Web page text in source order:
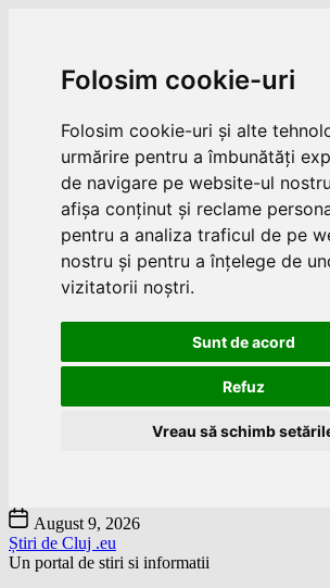
Folosim cookie-uri
Folosim cookie-uri și alte
urmărire pentru a îmbunătăți
de navigare pe website-ul
afișa conținut și reclame
pentru a analiza traficul de pe
nostru și pentru a înțelege de
vizitatorii noștri.
Sunt de acord
Refuz
Vreau să schimb
Skip
to
the
content
August 9, 2026
Știri de Cluj .eu
Un portal de stiri si informatii